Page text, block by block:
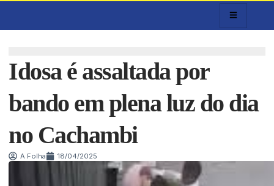
Idosa é assaltada por
bando em plena luz do dia
no Cachambi
A Folha 18/04/2025